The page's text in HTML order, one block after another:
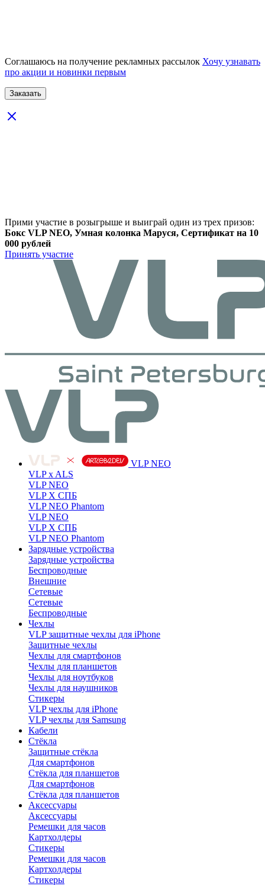
Соглашаюсь на получение рекламных рассылок Хочу узнавать
про акции и новинки первым
Прими участие в розыгрыше и выиграй один из трех призов:
Бокс VLP NEO, Умная колонка Маруся, Сертификат на 10
000 рублей
Принять участие
VLP NEO
VLP x ALS
VLP NEO
VLP X СПБ
VLP NEO Phantom
VLP NEO
VLP X СПБ
VLP NEO Phantom
Зарядные устройства
Зарядные устройства
Беспроводные
Внешние
Сетевые
Сетевые
Беспроводные
Чехлы
VLP защитные чехлы для iPhone
Защитные чехлы
Чехлы для смартфонов
Чехлы для планшетов
Чехлы для ноутбуков
Чехлы для наушников
Стикеры
VLP чехлы для iPhone
VLP чехлы для Samsung
Кабели
Стёкла
Защитные стёкла
Для смартфонов
Стёкла для планшетов
Для смартфонов
Стёкла для планшетов
Аксессуары
Аксессуары
Ремешки для часов
Картхолдеры
Стикеры
Ремешки для часов
Картхолдеры
Стикеры